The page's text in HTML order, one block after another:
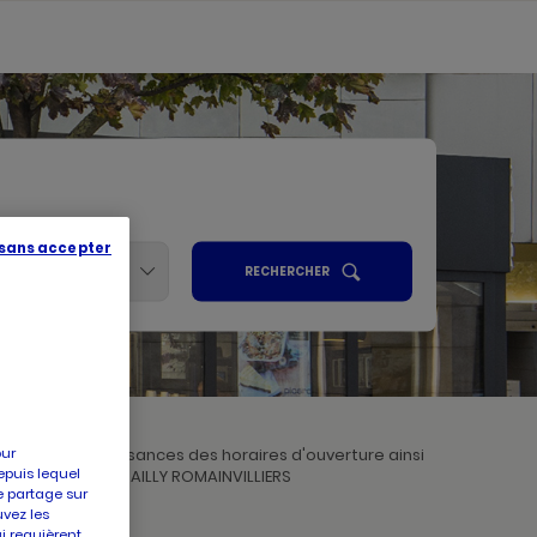
RECHERCHERUN
POINT
VENTE
Prenez connaissances des horaires d'ouverture ainsi
à Picard BAILLY ROMAINVILLIERS
lequel
partage sur
les
accepter